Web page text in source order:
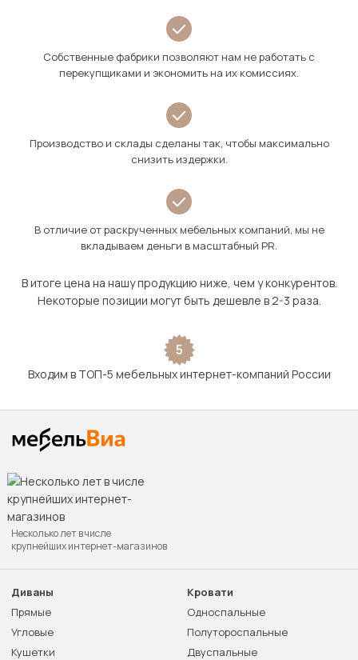
Собственные фабрики позволяют нам не работать с
перекупщиками и экономить на их комиссиях.
Производство и склады сделаны так, чтобы максимально
снизить издержки.
В отличие от раскрученных мебельных компаний, мы не
вкладываем деньги в масштабный PR.
В итоге цена на нашу продукцию ниже, чем у конкурентов.
Некоторые позиции могут быть дешевле в 2-3 раза.
5
Входим в ТОП-5 мебельных интернет-компаний России
Несколько лет в числе
крупнейших интернет-магазинов
Диваны
Прямые
Угловые
Кушетки
Кровати
Односпальные
Полутороспальные
Двуспальные